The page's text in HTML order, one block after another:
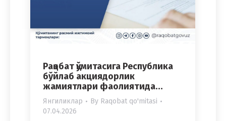
Рақобат қўмитасига Республика
бўйлаб акциядорлик
жамиятлари фаолиятида…
Янгиликлар By Raqobat qo'mitasi
07.04.2026